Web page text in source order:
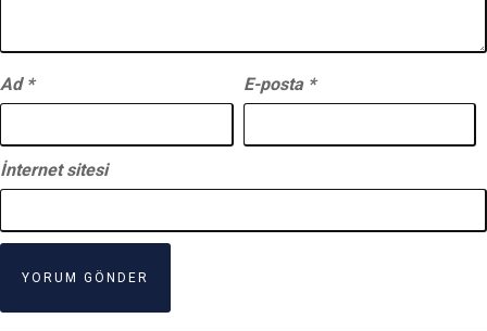
Ad * E-posta *
İnternet sitesi